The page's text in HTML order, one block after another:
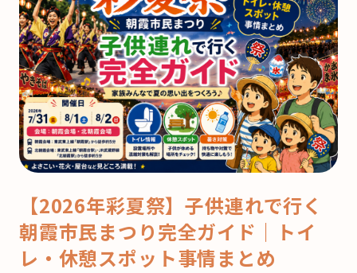
【2026年彩夏祭】子供連れで行く
朝霞市民まつり完全ガイド｜トイ
レ・休憩スポット事情まとめ